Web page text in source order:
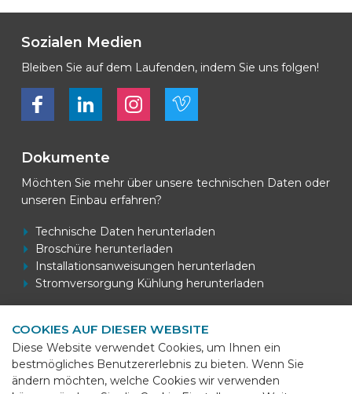
Sozialen Medien
Bleiben Sie auf dem Laufenden, indem Sie uns folgen!
Bekijk ons op FacebookBekijk ons op LinkedInBekijk ons op LinkedInBekijk ons op Vimeo
Dokumente
Möchten Sie mehr über unsere technischen Daten oder
unseren Einbau erfahren?
Technische Daten herunterladen
Broschüre herunterladen
Installationsanweisungen herunterladen
Stromversorgung Kühlung herunterladen
Kontaktdaten
BEKS Systems
Meerheide 58
COOKIES AUF DIESER WEBSITE
Diese Website verwendet Cookies, um Ihnen ein
bestmögliches Benutzererlebnis zu bieten. Wenn Sie
ändern möchten, welche Cookies wir verwenden